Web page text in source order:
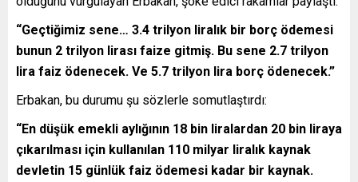
“Geçtiğimiz sene… 3.4 trilyon liralık bir borç ödemesi
bunun 2 trilyon lirası faize gitmiş. Bu sene 2.7 trilyon
lira faiz ödenecek. Ve 5.7 trilyon lira borç ödenecek.”
Erbakan, bu durumu şu sözlerle somutlaştırdı:
“En düşük emekli aylığının 18 bin liralardan 20 bin liraya
çıkarılması için kullanılan 110 milyar liralık kaynak
devletin 15 günlük faiz ödemesi kadar bir kaynak.